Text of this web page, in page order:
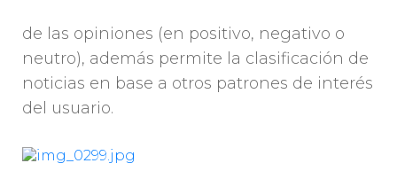
de las opiniones (en positivo, negativo o
neutro), además permite la clasificación de
noticias en base a otros patrones de interés
del usuario.